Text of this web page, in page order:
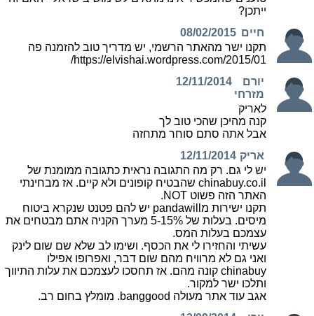
ייתכן?
חיים 08/02/2015
תקנו ישר מהאתר הרשמי, יש מדריך טוב להזמנה פה
https://elvishai.wordpress.com/2015/01/
יורם
מזרחי
12/11/2014
לאריק
קנה מהיכן שהכי טוב לך
אבל אתה סתם סוחר מתחזה
אריק 12/11/2014
יש לי גם. רק מה התגובה נראית כתגובה ממומנת של
chinabuy.co.il שהבטיח קופונים ולא קיים. אז מבחינתי
האתר הזה פשוט NOT.
תקנו ישירות מpandawill יש להם פטנט שנקרא ביטוח
מיסים. בעלות של 5-15% מערך הקניה אתם מבטחים את
עצמכם בעלות המס.
עשיתי והחזירו לי את הכסף. ושימו לב שלא שם שום לינק
ואני גם לא מרוויח מהם שום דבר, ואפרופו אפילו
chinabuy קונה מהם. אז תחסכו לעצמכם את עלות התיווך
ותלכו ישר למקור.
אגב עוד אתר מעולה banggood. מומלץ בחום רב.